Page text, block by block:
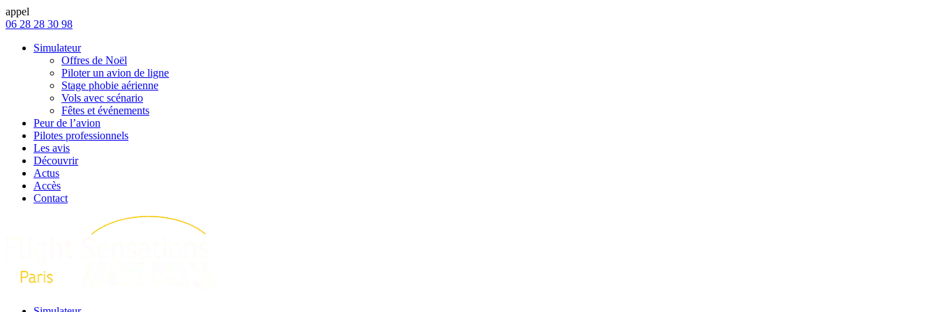
appel
06 28 28 30 98
Simulateur
Offres de Noël
Piloter un avion de ligne
Stage phobie aérienne
Vols avec scénario
Fêtes et événements
Peur de l’avion
Pilotes professionnels
Les avis
Découvrir
Actus
Accès
Contact